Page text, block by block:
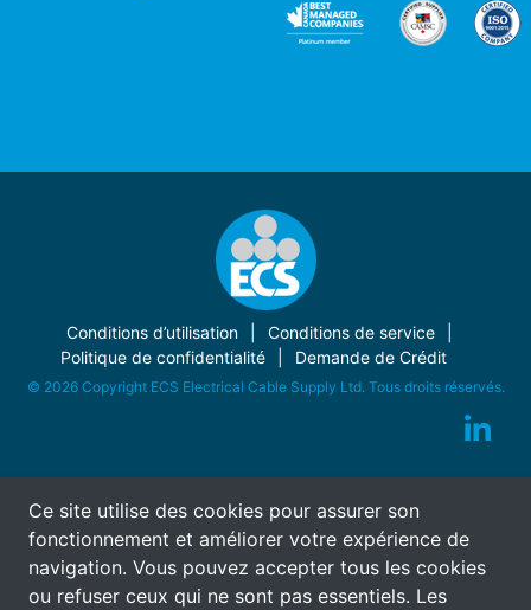
Ce site utilise des cookies pour assurer son
fonctionnement et améliorer votre expérience de
navigation. Vous pouvez accepter tous les cookies
ou refuser ceux qui ne sont pas essentiels. Les
Conditions d’utilisation
Conditions de service
Politique de confidentialité
Demande de Crédit
© 2026 Copyright ECS Electrical Cable Supply Ltd. Tous droits réservés.